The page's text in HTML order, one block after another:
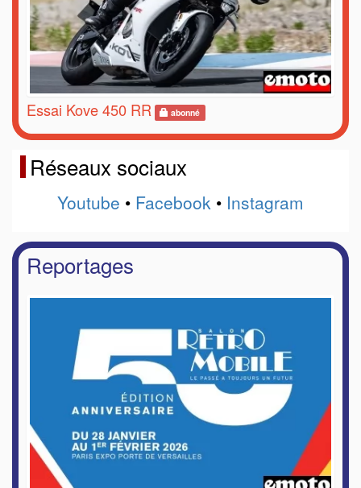
Essai Kove 450 RR abonné
Réseaux sociaux
Youtube • Facebook • Instagram
Reportages